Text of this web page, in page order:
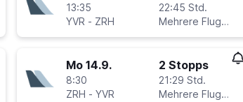
13:35
YVR - ZRH
22:45 Std.
Mehrere Fluglinien
Mo 14.9.
8:30
ZRH - YVR
2 Stopps
21:29 Std.
Mehrere Fluglinien